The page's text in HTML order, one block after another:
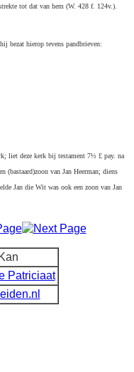
tot dat van hem (W. 428 f. 124v.).
bezat hierop tevens pandbrieven:
liet deze kerk bij testament 7½ £ pay. na
van Jan Heerman; diens
Jan die Wit was ook een zoon van Jan
Patriciaat